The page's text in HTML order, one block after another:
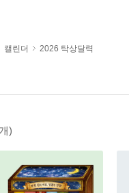
캘린더
2026 탁상달력
)